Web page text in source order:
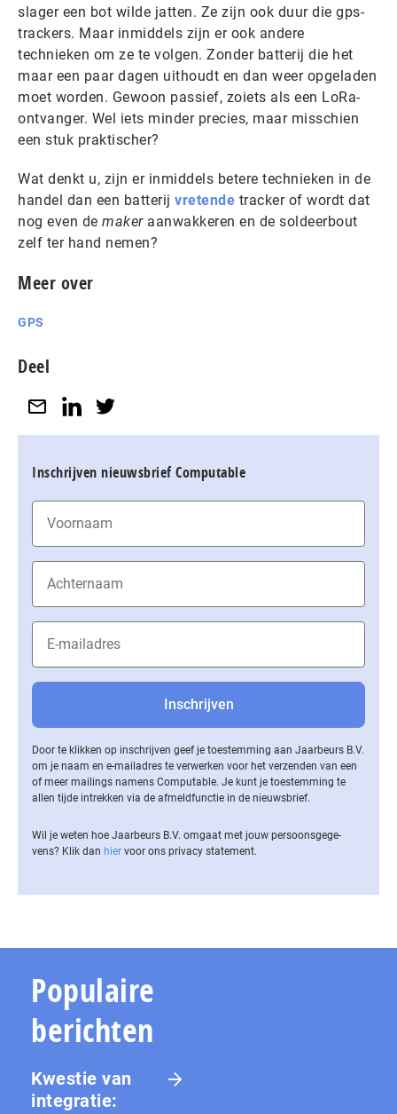
slager een bot wilde jatten. Ze zijn ook duur die gps-
trackers. Maar inmiddels zijn er ook andere
technieken om ze te volgen. Zonder batterij die het
maar een paar dagen uithoudt en dan weer opgeladen
moet worden. Gewoon passief, zoiets als een LoRa-
ontvanger. Wel iets minder precies, maar misschien
een stuk praktischer?
Wat denkt u, zijn er inmiddels betere technieken in de
handel dan een batterij vretende tracker of wordt dat
nog even de maker aanwakkeren en de soldeerbout
zelf ter hand nemen?
Meer over
GPS
Deel
Inschrijven nieuwsbrief Computable
Door te klikken op inschrijven geef je toestemming aan Jaarbeurs B.V.
om je naam en e-mailadres te verwerken voor het verzenden van een
of meer mailings namens Computable. Je kunt je toestemming te
allen tijde intrekken via de af­meld­func­tie in de nieuwsbrief.
Wil je weten hoe Jaarbeurs B.V. omgaat met jouw per­soons­ge­ge­
vens? Klik dan hier voor ons privacy statement.
Populaire
berichten
Kwestie van
integratie: